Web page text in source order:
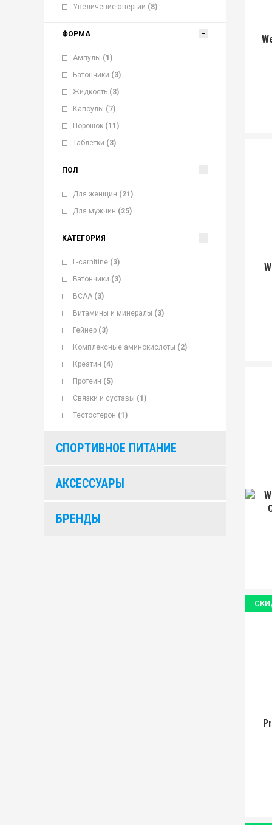
Увеличение энергии (8)
ФОРМА
Ампулы (1)
Батончики (3)
Жидкость (3)
Капсулы (7)
Порошок (11)
Таблетки (3)
ПОЛ
Для женщин (21)
Для мужчин (25)
КАТЕГОРИЯ
L-carnitine (3)
Батончики (3)
ВСАА (3)
Витамины и минералы (3)
Гейнер (3)
Комплексные аминокислоты (2)
Креатин (4)
Протеин (5)
Связки и суставы (1)
Тестостерон (1)
СПОРТИВНОЕ ПИТАНИЕ
АКСЕССУАРЫ
БРЕНДЫ